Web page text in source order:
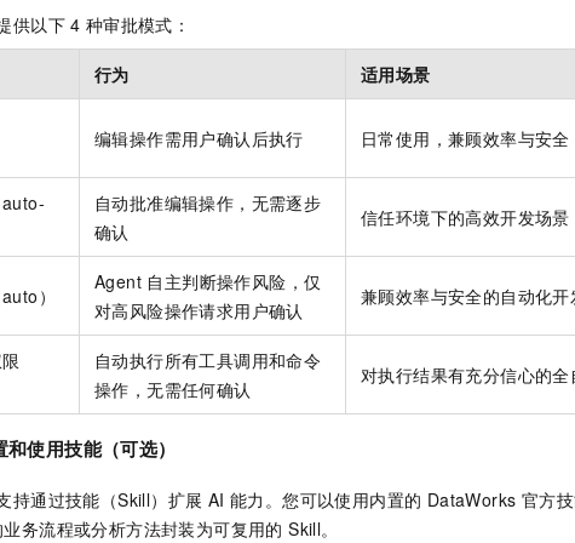
供以下 4 种审批模式：
行为 适用场景
编辑操作需用户确认后执行 日常使用，兼顾效率与安全
自动批准编辑操作，无需逐步
确认
信任环境下的高效开发场景
）
Agent 自主判断操作风险，仅
对高风险操作请求用户确认
兼顾效率与安全的自动化开
自动执行所有工具调用和命令
操作，无需任何确认
对执行结果有充分信心的
使用技能（可选）
持通过技能（Skill）扩展 AI 能力。您可以使用内置的 DataWorks 官方
务流程或分析方法封装为可复用的 Skill。